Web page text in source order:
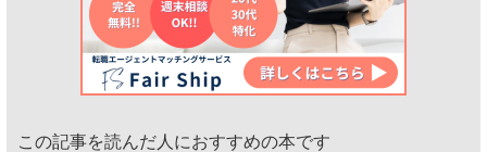
この記事を読んだ人におすすめの本です